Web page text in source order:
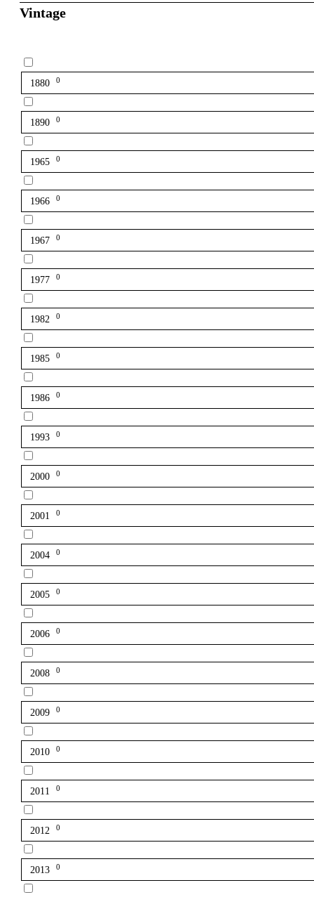
Vintage
1880 0
1890 0
1965 0
1966 0
1967 0
1977 0
1982 0
1985 0
1986 0
1993 0
2000 0
2001 0
2004 0
2005 0
2006 0
2008 0
2009 0
2010 0
2011 0
2012 0
2013 0